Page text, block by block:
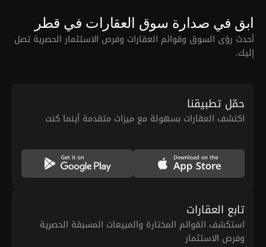
ابق في صدارة سوق العقارات في قطر
أحدث رؤى السوق وقوائم العقارات وفرص الاستثمار الحصرية تصل
إليك.
حمّل تطبيقنا
اكتشف العقارات بسهولة مع ميزات متقدمة أينما كنت
تابع العقارات
استكشف القوائم المختارة والمبيعات المسبقة الحصرية
وفرص الاستثمار